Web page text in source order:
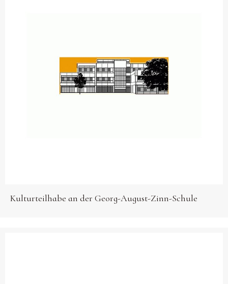
Kulturteilhabe an der Georg-August-Zinn-Schule